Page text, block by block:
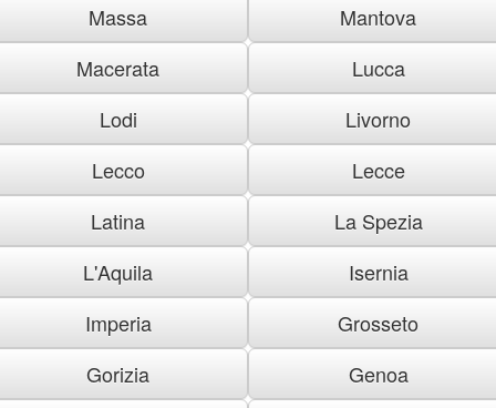
Massa
Mantova
Macerata
Lucca
Lodi
Livorno
Lecco
Lecce
Latina
La Spezia
L'Aquila
Isernia
Imperia
Grosseto
Gorizia
Genoa